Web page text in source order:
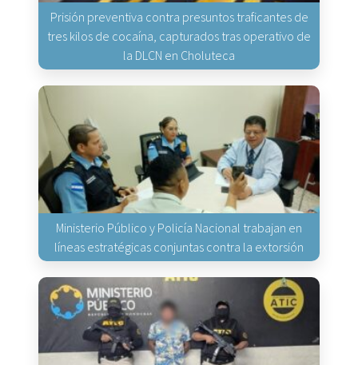
Prisión preventiva contra presuntos traficantes de
tres kilos de cocaína, capturados tras operativo de
la DLCN en Choluteca
Ministerio Público y Policía Nacional trabajan en
líneas estratégicas conjuntas contra la extorsión